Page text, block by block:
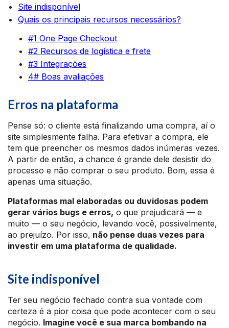
Site indisponível
Quais os principais recursos necessários?
#1 One Page Checkout
#2 Recursos de logística e frete
#3 Integrações
4# Boas avaliações
Erros na plataforma
Pense só: o cliente está finalizando uma compra, aí o
site simplesmente falha. Para efetivar a compra, ele
tem que preencher os mesmos dados inúmeras vezes.
A partir de então, a chance é grande dele desistir do
processo e não comprar o seu produto. Bom, essa é
apenas uma situação.
Plataformas mal elaboradas ou duvidosas podem
gerar vários bugs e erros, o que prejudicará — e
muito — o seu negócio, levando você, possivelmente,
ao prejuízo. Por isso, não pense duas vezes para
investir em uma plataforma de qualidade.
Site indisponível
Ter seu negócio fechado contra sua vontade com
certeza é a pior coisa que pode acontecer com o seu
negócio. Imagine você e sua marca bombando na